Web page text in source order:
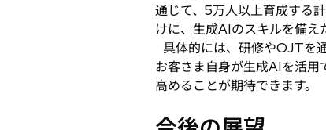
通じて、5万人以上育成する
けに、生成AIのスキルを備え
具体的には、研修やOJTを
お客さま自身が生成AIを活用
高めることが期待できます。